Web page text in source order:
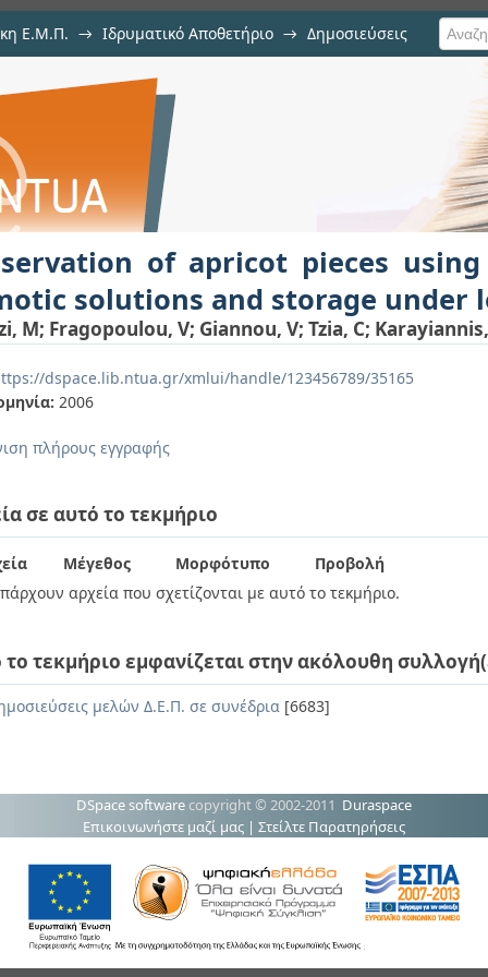
Ε.Μ.Π. → Ιδρυματικό Αποθετήριο → Δημοσιεύσεις
pieces using edible
temperatures
of apricot pieces
solutions and storage under
M; Fragopoulou, V; Giannou, V; Tzia, C;
dspace.lib.ntua.gr/xmlui/handle/123456789/35165
2006
πλήρους εγγραφής
σε αυτό το τεκμήριο
Μέγεθος Μορφότυπο
Προβολή
αρχεία που σχετίζονται με αυτό το τεκμήριο.
το τεκμήριο εμφανίζεται στην ακόλουθη
μελών Δ.Ε.Π. σε συνέδρια [6683]
DSpace software copyright © 2002-2011 Duraspace
Επικοινωνήστε μαζί μας | Στείλτε Παρατηρήσεις